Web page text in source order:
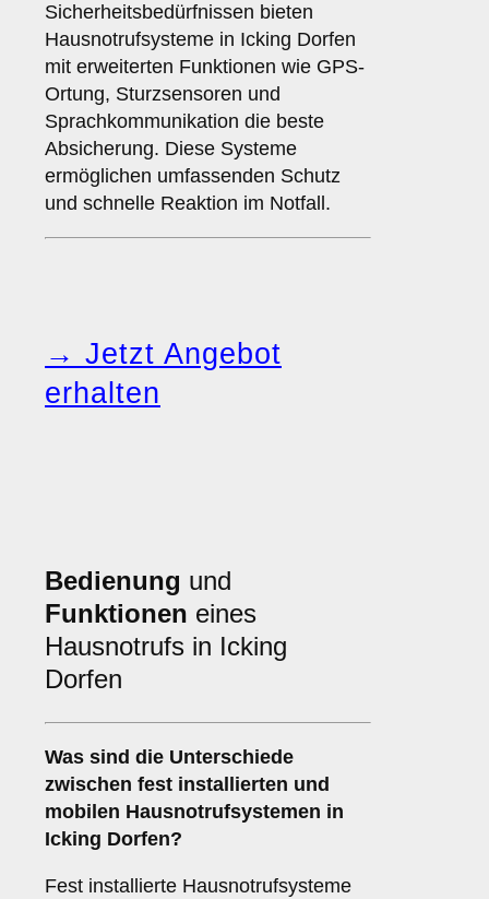
Sicherheitsbedürfnissen bieten
Hausnotrufsysteme in Icking Dorfen
mit erweiterten Funktionen wie GPS-
Ortung, Sturzsensoren und
Sprachkommunikation die beste
Absicherung. Diese Systeme
ermöglichen umfassenden Schutz
und schnelle Reaktion im Notfall.
→ Jetzt Angebot
erhalten
Bedienung und
Funktionen eines
Hausnotrufs in Icking
Dorfen
Was sind die Unterschiede
zwischen fest installierten und
mobilen Hausnotrufsystemen in
Icking Dorfen?
Fest installierte Hausnotrufsysteme